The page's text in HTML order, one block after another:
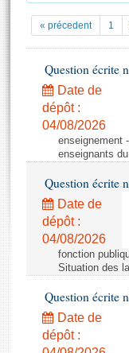
Projets de loi
Propositions de loi
Amendements
Textes adoptés
Rapports législatifs
Rapports sur
Baromètre de
Dossiers législatifs
Budget et sécurité
Questions écrites
Documents de
( Constitution |
Histoire
Juniors
Anciennes
La
Contacts et
Photos libres
« précedent 1
Question écrite
Date de
dépôt :
04/08/2026
enseignement
enseignants
Question écrite
Date de
dépôt :
04/08/2026
fonction
Situation des
Question écrite
Date de
dépôt :